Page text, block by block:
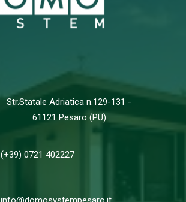
Str.Statale Adriatica n.129-131 -
61121 Pesaro (PU)
(+39) 0721 402227